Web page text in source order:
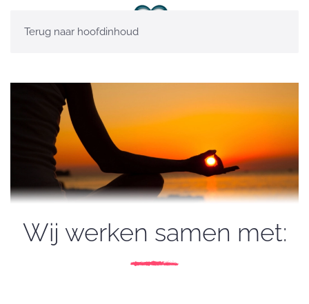
Terug naar hoofdinhoud
Wij werken samen met: